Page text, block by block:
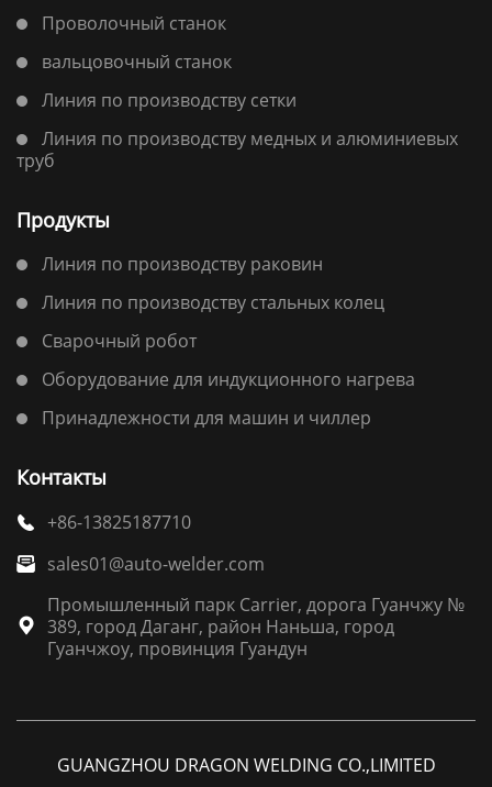
Проволочный станок
вальцовочный станок
Линия по производству сетки
Линия по производству медных и алюминиевых
труб
Продукты
Линия по производству раковин
Линия по производству стальных колец
Сварочный робот
Оборудование для индукционного нагрева
Принадлежности для машин и чиллер
Контакты
 +86-13825187710
 sales01@auto-welder.com

Промышленный парк Carrier, дорога Гуанчжу №
389, город Даганг, район Наньша, город
Гуанчжоу, провинция Гуандун
GUANGZHOU DRAGON WELDING CO.,LIMITED